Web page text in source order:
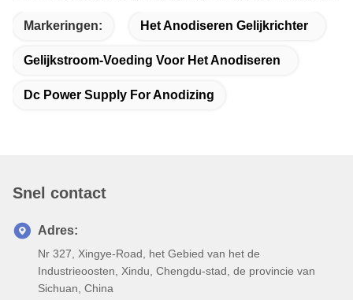
Markeringen: Het Anodiseren Gelijkrichter
Gelijkstroom-Voeding Voor Het Anodiseren
Dc Power Supply For Anodizing
Snel contact
Adres:
Nr 327, Xingye-Road, het Gebied van het de
Industrieoosten, Xindu, Chengdu-stad, de provincie van
Sichuan, China